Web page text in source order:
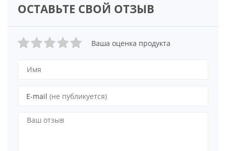
ОСТАВЬТЕ СВОЙ ОТЗЫВ
Ваша оценка продукта
E-mail (не публикуется)